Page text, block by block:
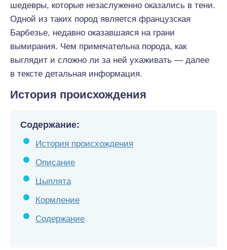
шедевры, которые незаслуженно оказались в тени.
Одной из таких пород является французская
Барбезье, недавно оказавшаяся на грани
вымирания. Чем примечательна порода, как
выглядит и сложно ли за ней ухаживать — далее
в тексте детальная информация.
История происхождения
Содержание:
История происхождения
Описание
Цыплята
Кормление
Содержание